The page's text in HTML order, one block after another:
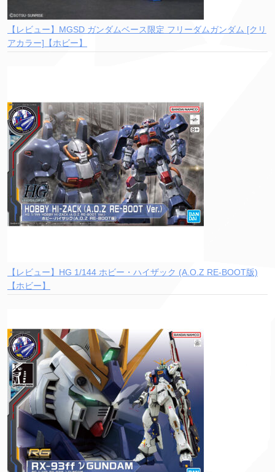
【レビュー】MGSD ガンダムベース限定 フリーダムガンダム [クリ
アカラー]【ホビー】
【レビュー】HG 1/144 ホビー・ハイザック (A.O.Z RE-BOOT版)
【ホビー】